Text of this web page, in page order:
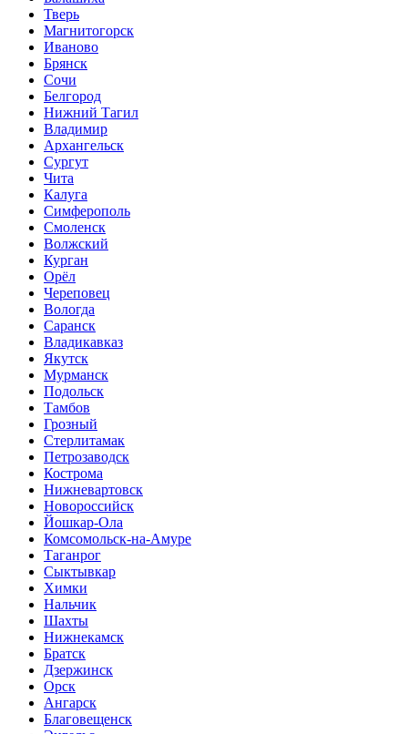
Тверь
Магнитогорск
Иваново
Брянск
Сочи
Белгород
Нижний Тагил
Владимир
Архангельск
Сургут
Чита
Калуга
Симферополь
Смоленск
Волжский
Курган
Орёл
Череповец
Вологда
Саранск
Владикавказ
Якутск
Мурманск
Подольск
Тамбов
Грозный
Стерлитамак
Петрозаводск
Кострома
Нижневартовск
Новороссийск
Йошкар-Ола
Комсомольск-на-Амуре
Таганрог
Сыктывкар
Химки
Нальчик
Шахты
Нижнекамск
Братск
Дзержинск
Орск
Ангарск
Благовещенск